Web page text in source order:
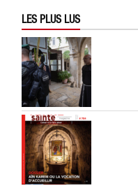
LES PLUS LUS